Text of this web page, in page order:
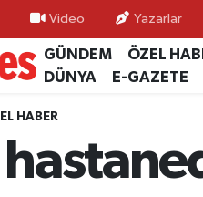
Video Yazarlar
GÜNDEM ÖZEL
DÜNYA
E-GAZETE
HABER